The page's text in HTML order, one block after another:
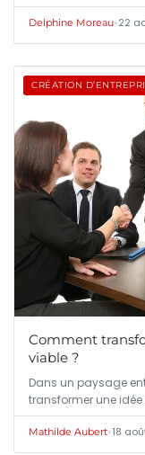
Delphine Moreau•22
CRÉATION
Comment
viable ?
Dans un paysage
transformer une idée
Mathilde Aubert•18